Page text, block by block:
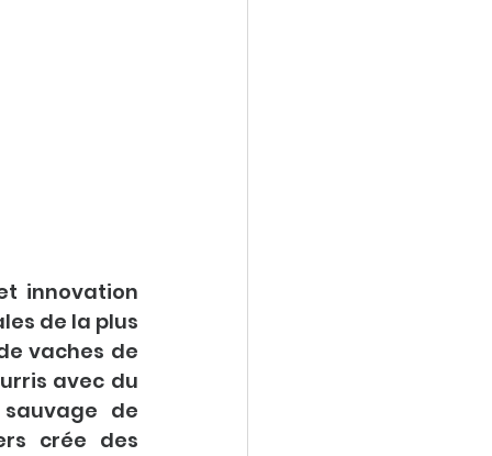
innovation
de la plus
vaches de
avec du
de
crée des